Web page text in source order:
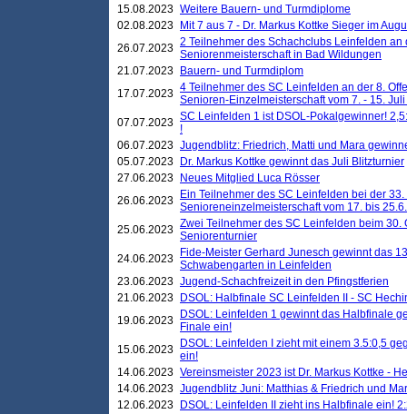
15.08.2023 Weitere Bauern- und Turmdiplome
02.08.2023
Mit 7 aus 7 - Dr. Markus Kottke Sieger im
26.07.2023 2 Teilnehmer des Schachclubs Leinfelden an
Seniorenmeisterschaft in Bad Wildungen
21.07.2023
Bauern- und Turmdiplom
17.07.2023 4 Teilnehmer des SC Leinfelden an der 8.
Senioren-Einzelmeisterschaft vom 7. - 15.
07.07.2023 SC Leinfelden 1 ist DSOL-Pokalgewinner!
!
06.07.2023 Jugendblitz: Friedrich, Matti und Mara
05.07.2023
Dr. Markus Kottke gewinnt das Juli Blitzturnier
27.06.2023
Neues Mitglied Luca Rösser
26.06.2023
Ein Teilnehmer des SC Leinfelden bei der
Senioreneinzelmeisterschaft vom 17. bis
25.06.2023 Zwei Teilnehmer des SC Leinfelden beim
Seniorenturnier
24.06.2023
Fide-Meister Gerhard Junesch gewinnt das
Schwabengarten in Leinfelden
23.06.2023 Jugend-Schachfreizeit in den Pfingstferien
21.06.2023
DSOL: Halbfinale SC Leinfelden II - SC
19.06.2023
DSOL: Leinfelden 1 gewinnt das Halbfinale
Finale ein!
15.06.2023
DSOL: Leinfelden I zieht mit einem 3.5:0,5
ein!
14.06.2023 Vereinsmeister 2023 ist Dr. Markus Kottke -
14.06.2023 Jugendblitz Juni: Matthias & Friedrich und
12.06.2023
DSOL: Leinfelden II zieht ins Halbfinale ein!